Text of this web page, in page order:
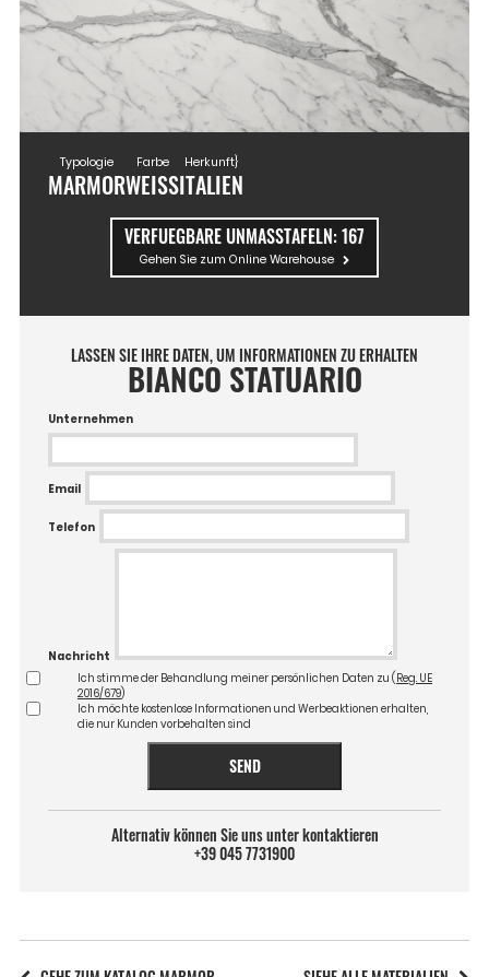
Typologie
MARMOR
Farbe
WEISS
Herkunft}
ITALIEN
VERFUEGBARE UNMASSTAFELN:167
Gehen Sie zum Online Warehouse
LASSEN SIE IHRE DATEN, UM INFORMATIONEN ZU ERHALTEN
BIANCO STATUARIO
Unternehmen
Email
Telefon
Nachricht
Ich stimme der Behandlung meiner persönlichen Daten zu ( Reg. UE
2016/679)
Ich möchte kostenlose Informationen und Werbeaktionen erhalten,
die nur Kunden vorbehalten sind
SEND
Alternativ können Sie uns unter kontaktieren
+39 045 7731900